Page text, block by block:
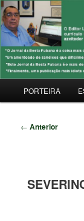
Pular
para
o
conteúdo
principalJORNAL
Uma Gazeta Escrota
principal
PORTEIRA
Navegação
← Anterior